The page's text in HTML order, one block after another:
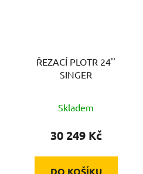
ŘEZACÍ PLOTR 24''
SINGER
Skladem
30 249 Kč
DO KOŠÍKU